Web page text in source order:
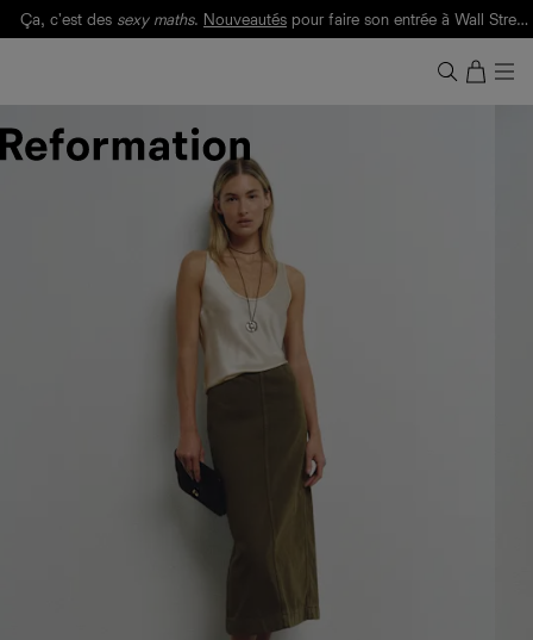
Ça, c'est des sexy maths. Nouveautés pour faire son entrée à Wall Street.